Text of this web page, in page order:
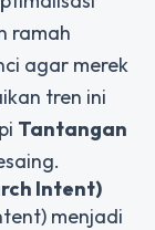
ramah
agar merek
tren ini
Tantangan
Intent)
menjadi